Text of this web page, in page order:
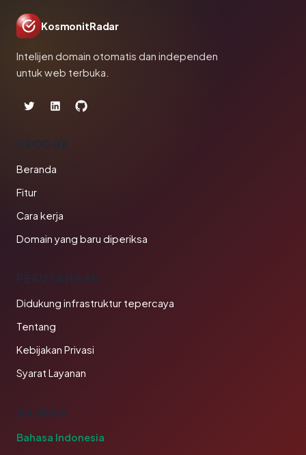
KosmonitRadar
Intelijen domain otomatis dan independen
untuk web terbuka.
PRODUK
Beranda
Fitur
Cara kerja
Domain yang baru diperiksa
PERUSAHAAN
Didukung infrastruktur tepercaya
Tentang
Kebijakan Privasi
Syarat Layanan
BAHASA
Bahasa Indonesia